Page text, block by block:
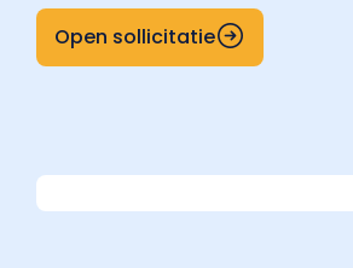
Open sollicitatie